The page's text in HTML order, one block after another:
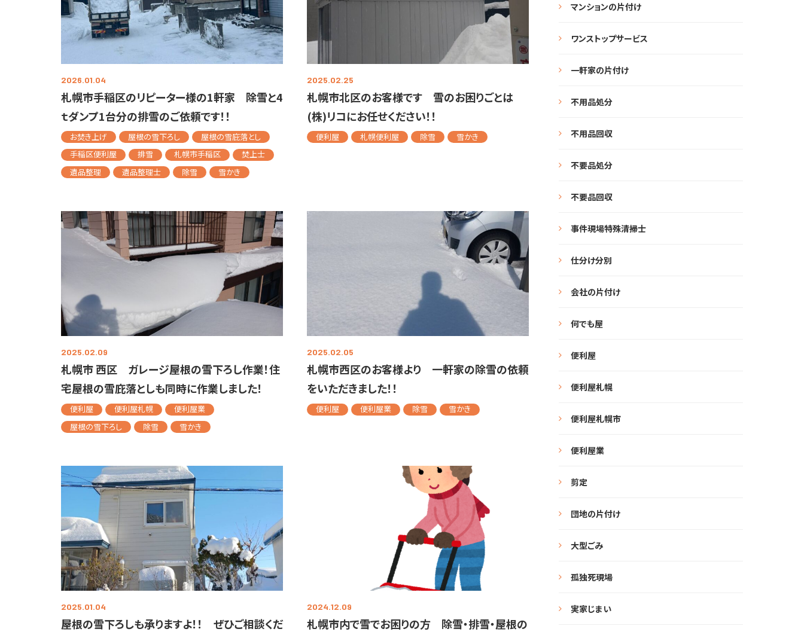
2026.01.04
札幌市手稲区のリピーター様の1軒家 除雪と4
ｔダンプ1台分の排雪のご依頼です！！
お焚き上げ 屋根の雪下ろし
屋根の雪庇落とし
手稲区便利屋
排雪 札幌市手稲区
焚上士
遺品整理
遺品整理士 除雪 雪かき
2025.02.25
札幌市北区のお客様です 雪のお困りごとは
(株)リコにお任せください！！
便利屋 札幌便利屋 除雪 雪かき
2025.02.09
札幌市 西区 ガレージ屋根の雪下ろし作業！住
宅屋根の雪庇落としも同時に作業しました！
便利屋 便利屋札幌
便利屋業
屋根の雪下ろし
除雪 雪かき
2025.02.05
札幌市西区のお客様より 一軒家の除雪の依頼
をいただきました！！
便利屋 便利屋業 除雪 雪かき
2025.01.04
屋根の雪下ろしも承りますよ！！ ぜひご相談くだ
2024.12.09
札幌市内で雪でお困りの方 除雪・排雪・屋根の
マンションの片付け
ワンストップサービス
一軒家の片付け
不用品処分
不用品回収
不要品処分
不要品回収
事件現場特殊清掃士
仕分け分別
会社の片付け
何でも屋
便利屋
便利屋札幌
便利屋札幌市
便利屋業
剪定
団地の片付け
大型ごみ
孤独死現場
実家じまい